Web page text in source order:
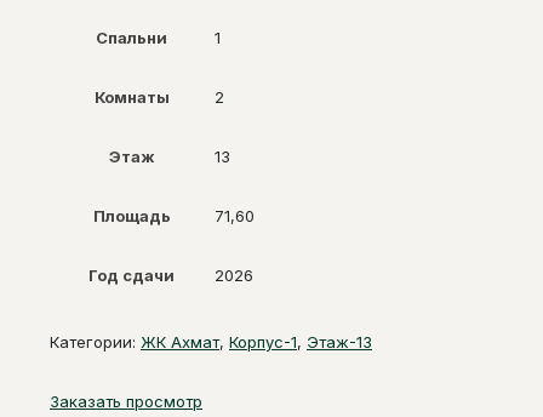
Спальни 1
Комнаты 2
Этаж 13
Площадь 71,60
Год сдачи 2026
Категории: ЖК Ахмат, Корпус-1, Этаж-13
Заказать просмотр